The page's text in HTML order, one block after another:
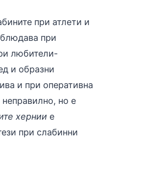
при атлети и
при
любители-
и образни
и при оперативна
неправилно, но е
хернии е
при слабинни